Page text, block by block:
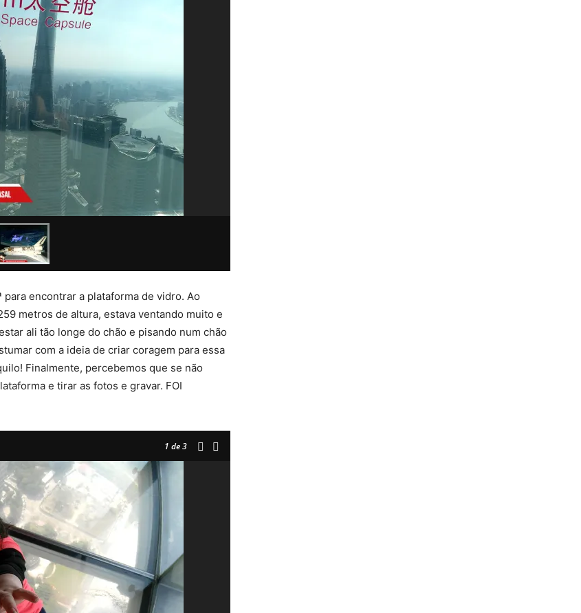
encontrar a plataforma de vidro. Ao
metros de altura, estava ventando muito e
ali tão longe do chão e pisando num chão
com a ideia de criar coragem para essa
Finalmente, percebemos que se não
e tirar as fotos e gravar. FOI
1 de 3